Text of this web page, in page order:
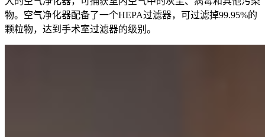
物。空气净化器配备了一个HEPA过滤器，可过滤掉99.95%的
颗粒物，达到手术室过滤器的级别。